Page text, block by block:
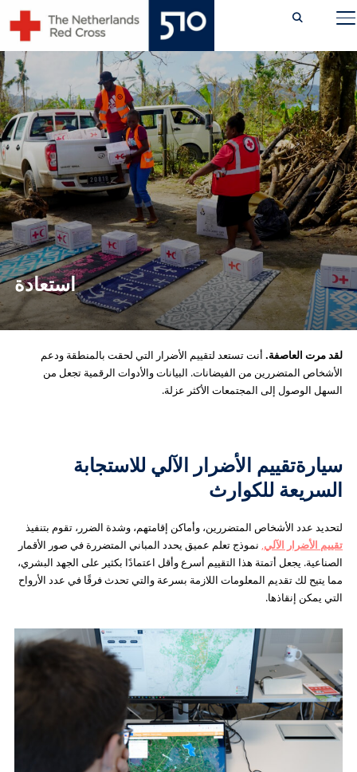
Skip
to
TOGGLE SIDEBAR & NAVIGATION
استعادة
لقد مرت العاصفة.أنت تستعد لتقييم الأضرار التي لحقت بالمنطقة ودعم
الأشخاص المتضررين من الفيضانات. البيانات والأدوات الرقمية تجعل من
السهل الوصول إلى المجتمعات الأكثر عزلة.
سيارةتقييم الأضرار الآلي للاستجابة
السريعة للكوارث
لتحديد عدد الأشخاص المتضررين، وأماكن إقامتهم، وشدة الضرر، تقوم بتنفيذ
تقييم الأضرار الآلي نموذج تعلم عميق يحدد المباني المتضررة في صور الأقمار
الصناعية. يجعل أتمتة هذا التقييم أسرع وأقل اعتمادًا بكثير على الجهد البشري،
مما يتيح لك تقديم المعلومات اللازمة بسرعة والتي تحدث فرقًا في عدد الأرواح
التي يمكن إنقاذها.